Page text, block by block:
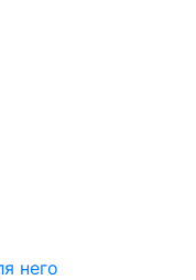
него